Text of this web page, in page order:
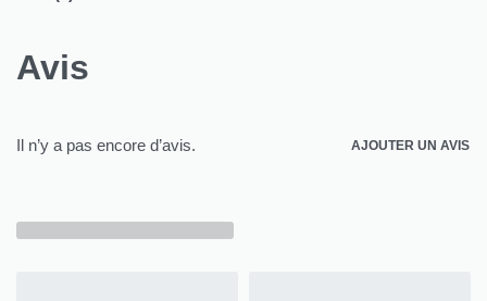
Avis
Il n’y a pas encore d’avis. AJOUTER UN AVIS